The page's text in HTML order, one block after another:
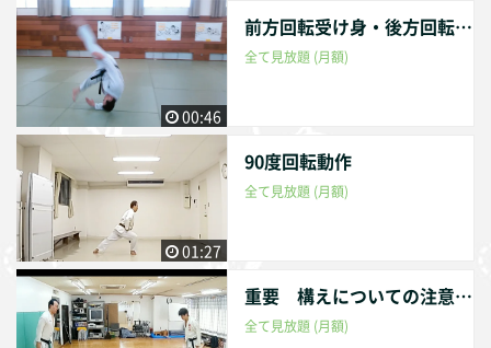
00:46
前方回転受け身・後方回転受け身 参考動画
全て見放題 (月額)
01:27
90度回転動作
全て見放題 (月額)
重要 構えについての注意点（技の練習に入る前にご覧ください）
全て見放題 (月額)